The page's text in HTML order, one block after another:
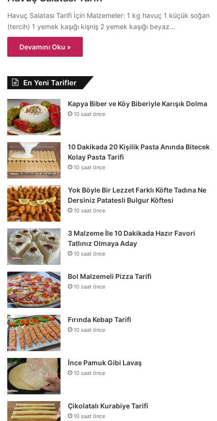
Havuç Salatası Tarifi İçin Malzemeler: 1 kg havuç 1 küçük soğan
(tercih) 1 yemek kaşığı kişniş 2 yemek kaşığı beyaz…
Devamını Oku »
En Yeni Tarifler
Kapya Biber ve Köy Biberiyle Karışık Dolma
10 saat önce
10 Dakikada 20 Kişilik Pasta Anında Bitecek
Kolay Pasta Tarifi
10 saat önce
Yok Böyle Bir Lezzet Farklı Köfte Tadına Ne
Dersiniz Patatesli Bulgur Köftesi
10 saat önce
3 Malzeme İle 10 Dakikada Hazır Favori
Tatlınız Olmaya Aday
10 saat önce
Bol Malzemeli Pizza Tarifi
10 saat önce
Fırında Kebap Tarifi
10 saat önce
İnce Pamuk Gibi Lavaş
10 saat önce
Çikolatalı Kurabiye Tarifi
10 saat önce